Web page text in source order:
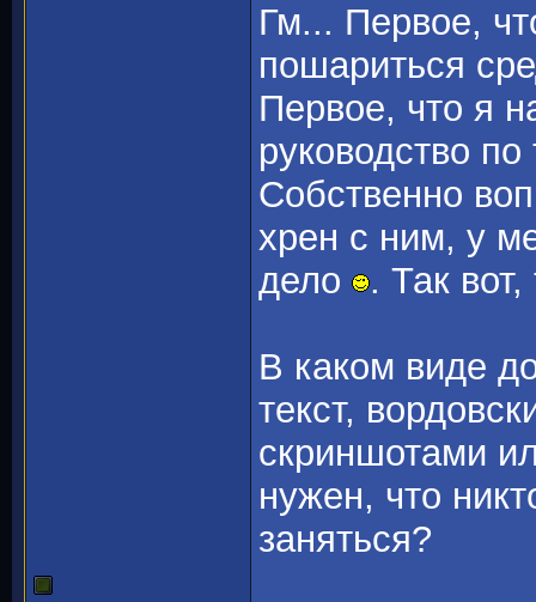
Гм... Первое,
пошариться
Первое, что я
руководство
Собственно
хрен с ним, у
дело
. Так
В каком виде
текст,
скриншотами
нужен, что
заняться?